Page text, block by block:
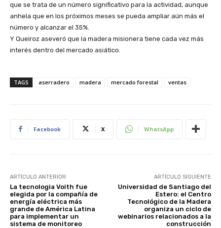
que se trata de un número significativo para la actividad, aunque
anhela que en los próximos meses se pueda ampliar aún más el
número y alcanzar el 35%.
Y Queiroz aseveró que la madera misionera tiene cada vez más
interés dentro del mercado asiático.
TAGS aserradero madera mercado forestal ventas
Facebook X WhatsApp
ARTÍCULO ANTERIOR
La tecnologia Voith fue
elegida por la compañía de
energía eléctrica más
grande de América Latina
para implementar un
sistema de monitoreo
ARTÍCULO SIGUIENTE
Universidad de Santiago del
Estero: el Centro
Tecnológico de la Madera
organiza un ciclo de
webinarios relacionados a la
construcción